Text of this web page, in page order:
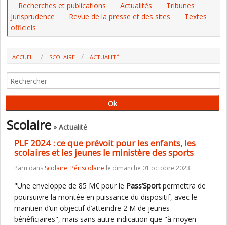
Recherches et publications Actualités
Tribunes
Jurisprudence
Revue de la presse et des sites
Textes
officiels
ACCUEIL SCOLAIRE
ACTUALITÉ
JEUNES LE MINISTÈRE DES SPORTS
Scolaire» Actualité
PLF 2024 : ce que prévoit pour les enfants, les
scolaires et les jeunes le ministère des sports
Paru dans Scolaire, Périscolaire le dimanche 01 octobre 2023.
"Une enveloppe de 85 M€ pour le Pass’Sport permettra de
poursuivre la montée en puissance du dispositif, avec le
maintien d’un objectif d’atteindre 2 M de jeunes
bénéficiaires", mais sans autre indication que "à moyen